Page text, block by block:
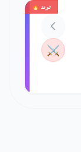
ترند 🔥
⚔️